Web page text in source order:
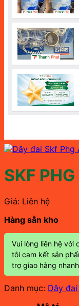
SKF
Giá: Liên hệ
Hàng sẵn kho
Vui lòng liên hệ với
tôi cam kết sản
trợ giao hàng
Danh mục: Dây đai